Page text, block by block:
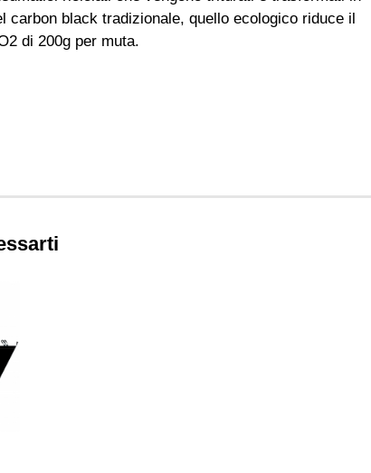
carbon black tradizionale, quello ecologico riduce il
di 200g per muta.